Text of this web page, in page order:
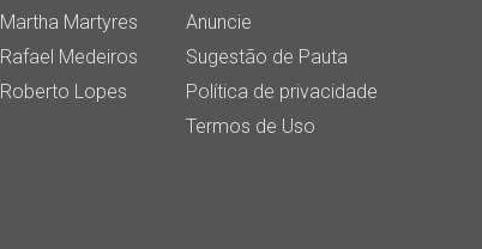
Martha Martyres
Rafael Medeiros
Roberto Lopes
Anuncie
Sugestão de Pauta
Política de privacidade
Termos de Uso